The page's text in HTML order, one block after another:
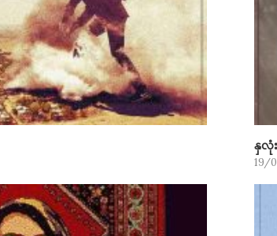
နှလုံ
19/